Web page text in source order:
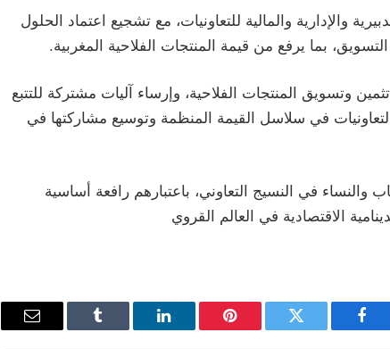
والإدارية والمالية للتعاونيات، مع تشجيع اعتماد الحلول
بما يرفع من قيمة المنتجات الفلاحية المغربية.
وتسويق المنتجات الفلاحية، وإرساء آليات مشتركة للتتبع
في سلاسل القيمة المنظمة وتوسيع مشاركتها في
والنساء في النسيج التعاوني، باعتبارهم رافعة أساسية
الاقتصادية في العالم القروي
فيسبوك تويتر بينتيريستلينكدإن Tumblr
البريد